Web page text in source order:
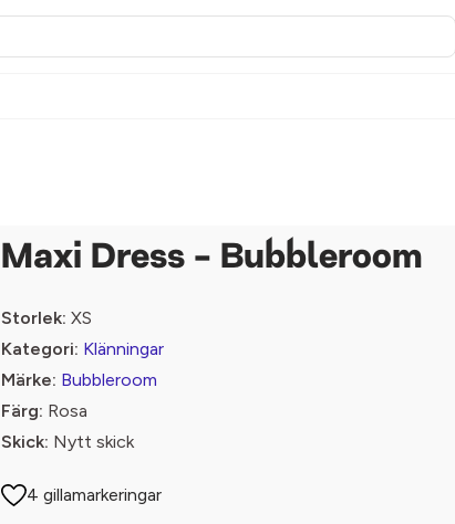
Maxi Dress - Bubbleroom
Storlek: XS
Kategori: Klänningar
Märke: Bubbleroom
Färg: Rosa
Skick: Nytt skick
4 gillamarkeringar